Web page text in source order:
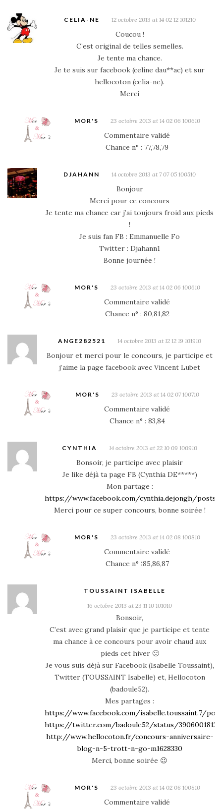
CELIA-NE 12 octobre 2013 at 14 02 12 101210
Coucou !
C’est original de telles semelles.
Je tente ma chance.
Je te suis sur facebook (celine dau**ac) et sur
hellocoton (celia-ne).
Merci
MOR'S 23 octobre 2013 at 14 02 06 100610
Commentaire validé
Chance n° : 77,78,79
DJAHANN 14 octobre 2013 at 7 07 05 100510
Bonjour
Merci pour ce concours
Je tente ma chance car j’ai toujours froid aux pieds
!
Je suis fan FB : Emmanuelle Fo
Twitter : Djahann1
Bonne journée !
MOR'S 23 octobre 2013 at 14 02 06 100610
Commentaire validé
Chance n° : 80,81,82
ANGE282521 14 octobre 2013 at 12 12 19 101910
Bonjour et merci pour le concours, je participe et
j’aime la page facebook avec Vincent Lubet
MOR'S 23 octobre 2013 at 14 02 07 100710
Commentaire validé
Chance n° : 83,84
CYNTHIA 14 octobre 2013 at 22 10 09 100910
Bonsoir, je participe avec plaisir
Je like déjà ta page FB (Cynthia DE*****)
Mon partage :
https://www.facebook.com/cynthia.dejongh/posts/
Merci pour ce super concours, bonne soirée !
MOR'S 23 octobre 2013 at 14 02 08 100810
Commentaire validé
Chance n° :85,86,87
TOUSSAINT ISABELLE
16 octobre 2013 at 23 11 10 101010
Bonsoir,
C’est avec grand plaisir que je participe et tente
ma chance à ce concours pour avoir chaud aux
pieds cet hiver 🙂
Je vous suis déjà sur Facebook (Isabelle Toussaint),
Twitter (TOUSSAINT Isabelle) et, Hellocoton
(badoule52).
Mes partages :
https://www.facebook.com/isabelle.toussaint.7/
https://twitter.com/badoule52/status/
http://www.hellocoton.fr/concours-anniversaire-
blog-n-5-trott-n-go-m1628330
Merci, bonne soirée 😉
MOR'S 23 octobre 2013 at 14 02 08 100810
Commentaire validé